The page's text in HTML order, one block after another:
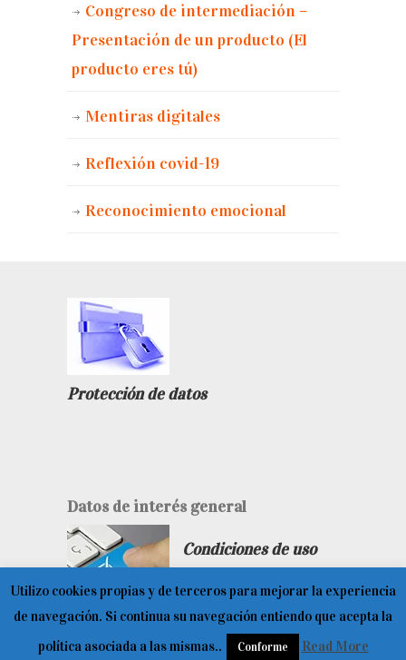
Congreso de intermediación –
Presentación de un producto (El
producto eres tú)
Mentiras digitales
Reflexión covid-19
Reconocimiento emocional
Protección de datos
Datos de interés general
Condiciones de uso
Utilizo cookies propias y de terceros para mejorar la experiencia
de navegación. Si continua su navegación entiendo que acepta la
política asociada a las mismas..
Conforme Read More